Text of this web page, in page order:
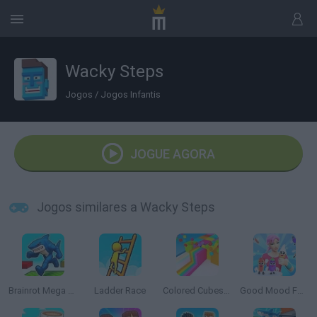
Wacky Steps
Jogos / Jogos Infantis
JOGUE AGORA
Jogos similares a Wacky Steps
Brainrot Mega Parkour Ladder Race Colored Cubes: Break the Blocks at Speed 3D Good Mood Food